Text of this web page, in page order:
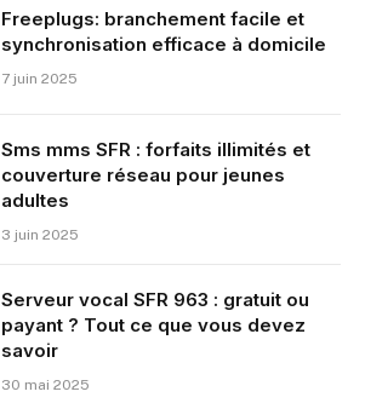
Freeplugs: branchement facile et
synchronisation efficace à domicile
7 juin 2025
Sms mms SFR : forfaits illimités et
couverture réseau pour jeunes
adultes
3 juin 2025
Serveur vocal SFR 963 : gratuit ou
payant ? Tout ce que vous devez
savoir
30 mai 2025